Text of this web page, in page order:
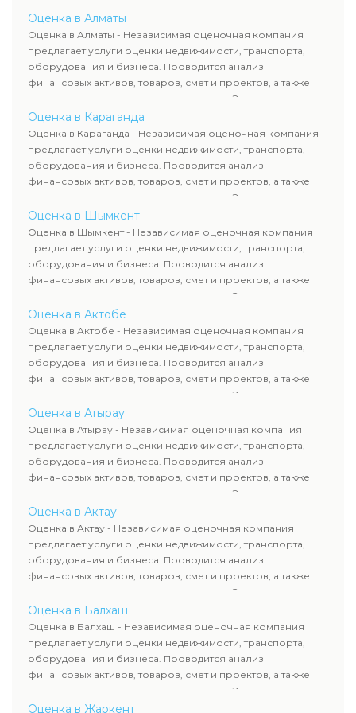
определяют рыночную стоимость имущества и
рассчитывают ущерб. Все отчеты соответствуют
требованиям законодательства и используются для
сделок, кредитования и судебных процессов.
Оценка в Алматы
Оценка в Алматы - Независимая оценочная компания
предлагает услуги оценки недвижимости, транспорта,
оборудования и бизнеса. Проводится анализ
финансовых активов, товаров, смет и проектов, а также
оценка животных и недропользования. Эксперты
определяют рыночную стоимость имущества и
рассчитывают ущерб. Все отчеты соответствуют
требованиям законодательства и используются для
сделок, кредитования и судебных процессов.
Оценка в Караганда
Оценка в Караганда - Независимая оценочная компания
предлагает услуги оценки недвижимости, транспорта,
оборудования и бизнеса. Проводится анализ
финансовых активов, товаров, смет и проектов, а также
оценка животных и недропользования. Эксперты
определяют рыночную стоимость имущества и
рассчитывают ущерб. Все отчеты соответствуют
требованиям законодательства и используются для
сделок, кредитования и судебных процессов.
Оценка в Шымкент
Оценка в Шымкент - Независимая оценочная компания
предлагает услуги оценки недвижимости, транспорта,
оборудования и бизнеса. Проводится анализ
финансовых активов, товаров, смет и проектов, а также
оценка животных и недропользования. Эксперты
определяют рыночную стоимость имущества и
рассчитывают ущерб. Все отчеты соответствуют
требованиям законодательства и используются для
сделок, кредитования и судебных процессов.
Оценка в Актобе
Оценка в Актобе - Независимая оценочная компания
предлагает услуги оценки недвижимости, транспорта,
оборудования и бизнеса. Проводится анализ
финансовых активов, товаров, смет и проектов, а также
оценка животных и недропользования. Эксперты
определяют рыночную стоимость имущества и
рассчитывают ущерб. Все отчеты соответствуют
требованиям законодательства и используются для
сделок, кредитования и судебных процессов.
Оценка в Атырау
Оценка в Атырау - Независимая оценочная компания
предлагает услуги оценки недвижимости, транспорта,
оборудования и бизнеса. Проводится анализ
финансовых активов, товаров, смет и проектов, а также
оценка животных и недропользования. Эксперты
определяют рыночную стоимость имущества и
рассчитывают ущерб. Все отчеты соответствуют
требованиям законодательства и используются для
сделок, кредитования и судебных процессов.
Оценка в Актау
Оценка в Актау - Независимая оценочная компания
предлагает услуги оценки недвижимости, транспорта,
оборудования и бизнеса. Проводится анализ
финансовых активов, товаров, смет и проектов, а также
оценка животных и недропользования. Эксперты
определяют рыночную стоимость имущества и
рассчитывают ущерб. Все отчеты соответствуют
требованиям законодательства и используются для
сделок, кредитования и судебных процессов.
Оценка в Балхаш
Оценка в Балхаш - Независимая оценочная компания
предлагает услуги оценки недвижимости, транспорта,
оборудования и бизнеса. Проводится анализ
финансовых активов, товаров, смет и проектов, а также
оценка животных и недропользования. Эксперты
определяют рыночную стоимость имущества и
Оценка в Жаркент